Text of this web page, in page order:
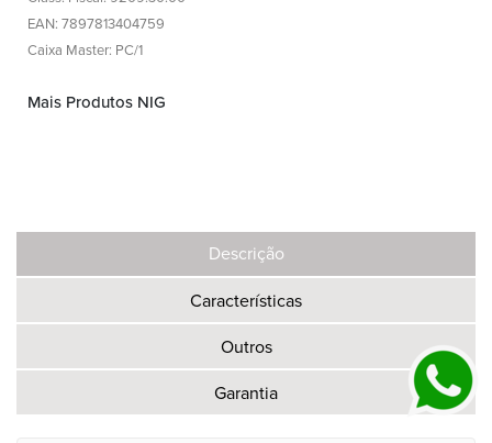
EAN: 7897813404759
Caixa Master: PC/1
Mais Produtos NIG
Descrição
Características
Outros
Garantia